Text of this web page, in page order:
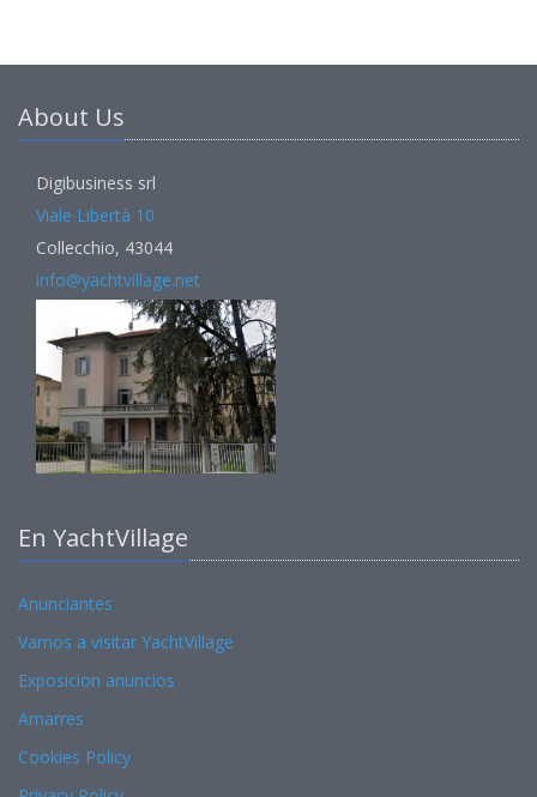
About Us
Digibusiness srl
Viale Libertà 10
Collecchio, 43044
info@yachtvillage.net
En YachtVillage
Anunciantes
Vamos a visitar YachtVillage
Exposicion anuncios
Amarres
Cookies Policy